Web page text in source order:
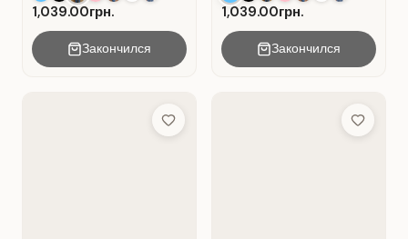
1,039.00грн.
Закончился
1,039.00грн.
Закончился
Add to Wish List Add to